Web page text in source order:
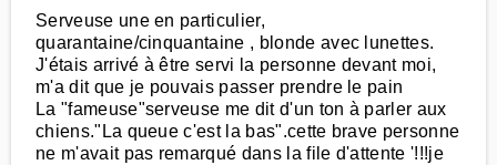
Serveuse une en particulier,
quarantaine/cinquantaine , blonde avec lunettes.
J'étais arrivé à être servi la personne devant moi,
m'a dit que je pouvais passer prendre le pain
La "fameuse"serveuse me dit d'un ton à parler aux
chiens."La queue c'est la bas".cette brave personne
ne m'avait pas remarqué dans la file d'attente '!!!je